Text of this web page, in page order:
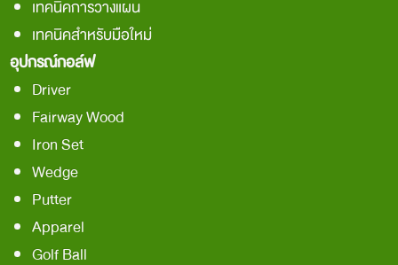
เทคนิคการวางแผน
เทคนิคสำหรับมือใหม่
อุปกรณ์กอล์ฟ
Driver
Fairway Wood
Iron Set
Wedge
Putter
Apparel
Golf Ball